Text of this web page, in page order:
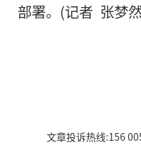
部署。(记者 张梦
文章投诉热线:156